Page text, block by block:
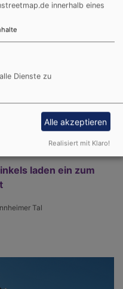
laden ein zum
Tal
innerhalb eines
Dienste zu
Alle akzeptieren
Realisiert mit Klaro!